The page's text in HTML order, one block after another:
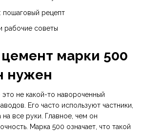
пошаговый рецепт
рабочие советы
цемент марки 500
нужен
не какой-то навороченный
Его часто используют частники,
все руки. Главное, чем он
Марка 500 означает, что такой